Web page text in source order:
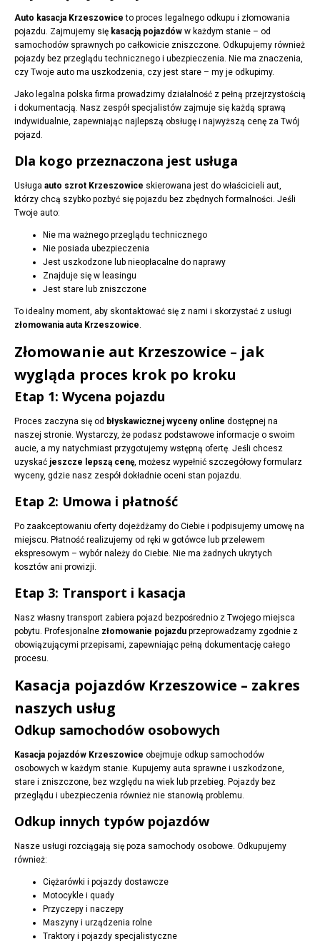
Auto kasacja Krzeszowice to proces legalnego odkupu i złomowania
pojazdu. Zajmujemy się kasacją pojazdów w każdym stanie – od
samochodów sprawnych po całkowicie zniszczone. Odkupujemy również
pojazdy bez przeglądu technicznego i ubezpieczenia. Nie ma znaczenia,
czy Twoje auto ma uszkodzenia, czy jest stare – my je odkupimy.
Jako legalna polska firma prowadzimy działalność z pełną przejrzystością
i dokumentacją. Nasz zespół specjalistów zajmuje się każdą sprawą
indywidualnie, zapewniając najlepszą obsługę i najwyższą cenę za Twój
pojazd.
Dla kogo przeznaczona jest usługa
Usługa auto szrot Krzeszowice skierowana jest do właścicieli aut,
którzy chcą szybko pozbyć się pojazdu bez zbędnych formalności. Jeśli
Twoje auto:
Nie ma ważnego przeglądu technicznego
Nie posiada ubezpieczenia
Jest uszkodzone lub nieopłacalne do naprawy
Znajduje się w leasingu
Jest stare lub zniszczone
To idealny moment, aby skontaktować się z nami i skorzystać z usługi
złomowania auta Krzeszowice.
Złomowanie aut Krzeszowice – jak
wygląda proces krok po kroku
Etap 1: Wycena pojazdu
Proces zaczyna się od błyskawicznej wyceny online dostępnej na
naszej stronie. Wystarczy, że podasz podstawowe informacje o swoim
aucie, a my natychmiast przygotujemy wstępną ofertę. Jeśli chcesz
uzyskać jeszcze lepszą cenę, możesz wypełnić szczegółowy formularz
wyceny, gdzie nasz zespół dokładnie oceni stan pojazdu.
Etap 2: Umowa i płatność
Po zaakceptowaniu oferty dojeżdżamy do Ciebie i podpisujemy umowę na
miejscu. Płatność realizujemy od ręki w gotówce lub przelewem
ekspresowym – wybór należy do Ciebie. Nie ma żadnych ukrytych
kosztów ani prowizji.
Etap 3: Transport i kasacja
Nasz własny transport zabiera pojazd bezpośrednio z Twojego miejsca
pobytu. Profesjonalne złomowanie pojazdu przeprowadzamy zgodnie z
obowiązującymi przepisami, zapewniając pełną dokumentację całego
procesu.
Kasacja pojazdów Krzeszowice – zakres
naszych usług
Odkup samochodów osobowych
Kasacja pojazdów Krzeszowice obejmuje odkup samochodów
osobowych w każdym stanie. Kupujemy auta sprawne i uszkodzone,
stare i zniszczone, bez względu na wiek lub przebieg. Pojazdy bez
przeglądu i ubezpieczenia również nie stanowią problemu.
Odkup innych typów pojazdów
Nasze usługi rozciągają się poza samochody osobowe. Odkupujemy
również:
Ciężarówki i pojazdy dostawcze
Motocykle i quady
Przyczepy i naczepy
Maszyny i urządzenia rolne
Traktory i pojazdy specjalistyczne